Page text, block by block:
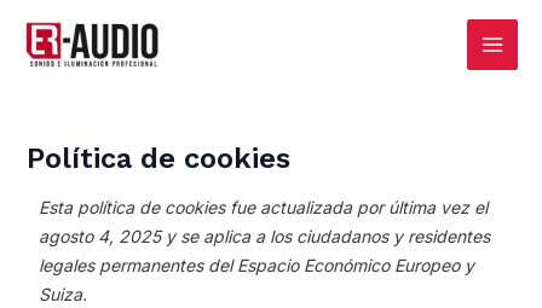
contenido
Main
Menu
Política de cookies
Esta política de cookies fue actualizada por última vez el
agosto 4, 2025 y se aplica a los ciudadanos y residentes
legales permanentes del Espacio Económico Europeo y
Suiza.
Consent
to
service
Consent
to
service
Consent
to
service
Estadísticas
Marketing